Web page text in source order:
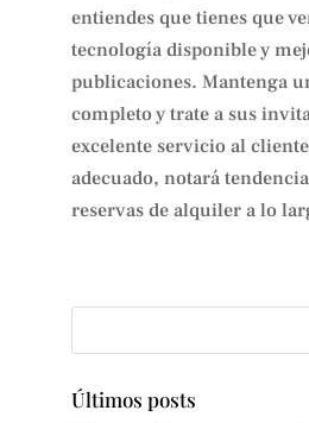
entiendes que tienes que
tecnología disponible y
publicaciones. Mantenga
completo y trate a sus
excelente servicio al
adecuado, notará
reservas de alquiler a lo
Últimos posts